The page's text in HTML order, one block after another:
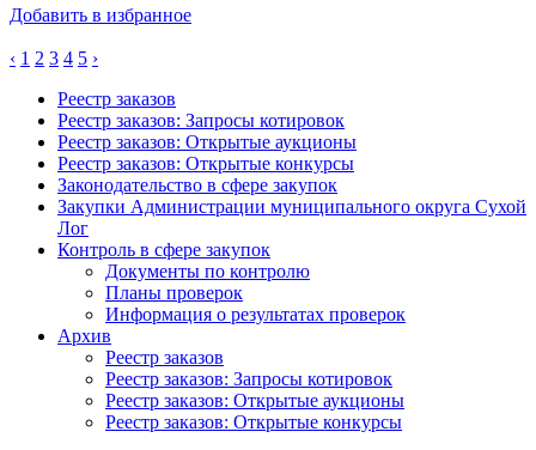
Добавить в избранное
‹ 1 2 3 4 5 ›
Реестр заказов
Реестр заказов: Запросы котировок
Реестр заказов: Открытые аукционы
Реестр заказов: Открытые конкурсы
Законодательство в сфере закупок
Закупки Администрации муниципального округа Сухой
Лог
Контроль в сфере закупок
Документы по контролю
Планы проверок
Информация о результатах проверок
Архив
Реестр заказов
Реестр заказов: Запросы котировок
Реестр заказов: Открытые аукционы
Реестр заказов: Открытые конкурсы